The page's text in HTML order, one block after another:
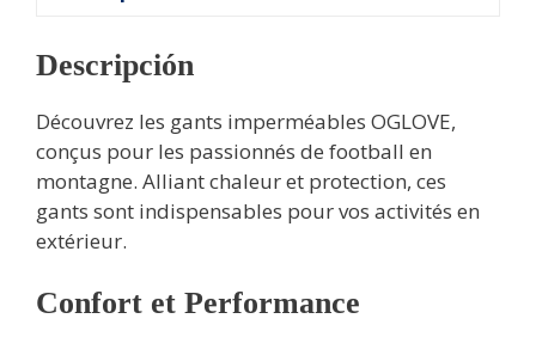
Descripción
Découvrez les gants imperméables OGLOVE,
conçus pour les passionnés de football en
montagne. Alliant chaleur et protection, ces
gants sont indispensables pour vos activités en
extérieur.
Confort et Performance